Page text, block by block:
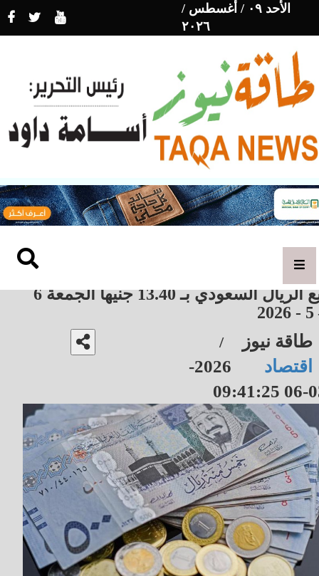
الأحد ٠٩ / أغسطس /
٢٠٢٦
بيع الريال السعودي بـ 13.40 جنيهاً الجمعة 6
طاقة نيوز /
اقتصاد
2026-
03-06